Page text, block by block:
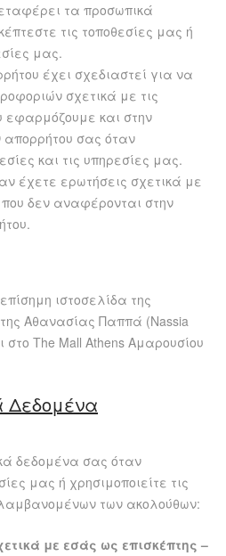
τα προσωπικά
τις τοποθεσίες μας ή
μας.
έχει σχεδιαστεί για να
σχετικά με τις
εφαρμόζουμε και στην
σας όταν
και τις υπηρεσίες μας.
έχετε ερωτήσεις σχετικά με
που δεν αναφέρονται στην
ιστοσελίδα της
Αθανασίας Παππά (Nassia
στο The Mall Athens Αμαρουσίου
Δεδομένα
δεδομένα σας όταν
μας ή χρησιμοποιείτε τις
των ακολούθων:
με εσάς ως επισκέπτης –